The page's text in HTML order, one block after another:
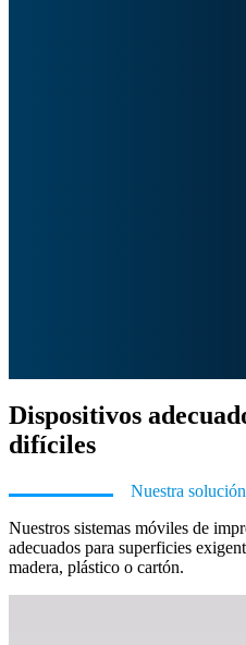
Dispositivos
difíciles
Nuestra solución
Nuestros sistemas móviles de
adecuados para superficies
madera, plástico o cartón.